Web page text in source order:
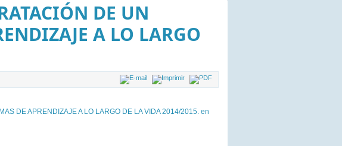
DE UN
A LO LARGO